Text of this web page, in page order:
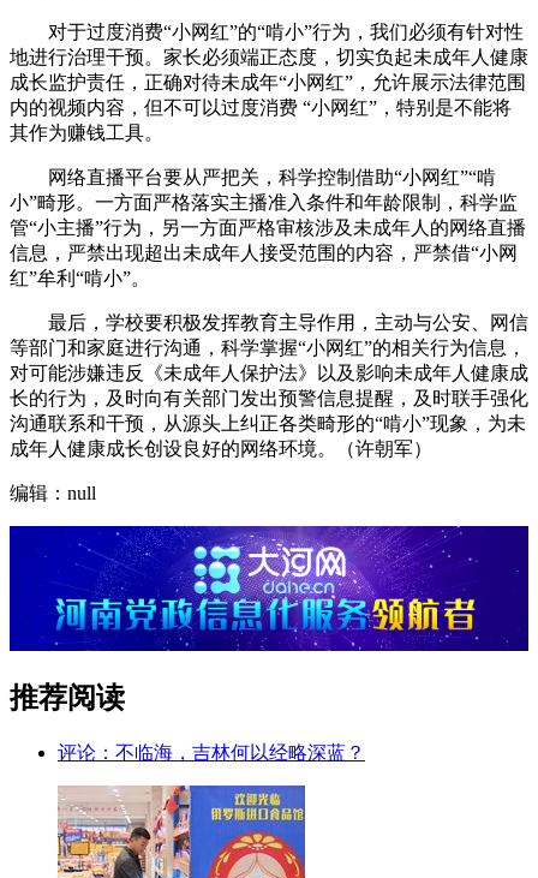
对于过度消费“小网红”的“啃小”行为，我们必须有针对性
地进行治理干预。家长必须端正态度，切实负起未成年人健康
成长监护责任，正确对待未成年“小网红”，允许展示法律范围
内的视频内容，但不可以过度消费 “小网红”，特别是不能将
其作为赚钱工具。
网络直播平台要从严把关，科学控制借助“小网红”“啃
小”畸形。一方面严格落实主播准入条件和年龄限制，科学监
管“小主播”行为，另一方面严格审核涉及未成年人的网络直播
信息，严禁出现超出未成年人接受范围的内容，严禁借“小网
红”牟利“啃小”。
最后，学校要积极发挥教育主导作用，主动与公安、网信
等部门和家庭进行沟通，科学掌握“小网红”的相关行为信息，
对可能涉嫌违反《未成年人保护法》以及影响未成年人健康成
长的行为，及时向有关部门发出预警信息提醒，及时联手强化
沟通联系和干预，从源头上纠正各类畸形的“啃小”现象，为未
成年人健康成长创设良好的网络环境。（许朝军）
编辑：null
推荐阅读
评论：不临海，吉林何以经略深蓝？